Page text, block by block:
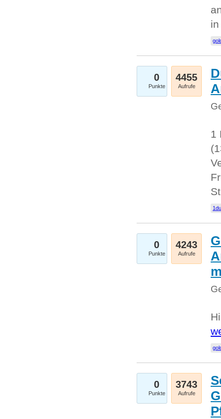
0
Punkte
4455
Aufrufe
1
0
Punkte
4243
Aufrufe
0
Punkte
3743
Aufrufe